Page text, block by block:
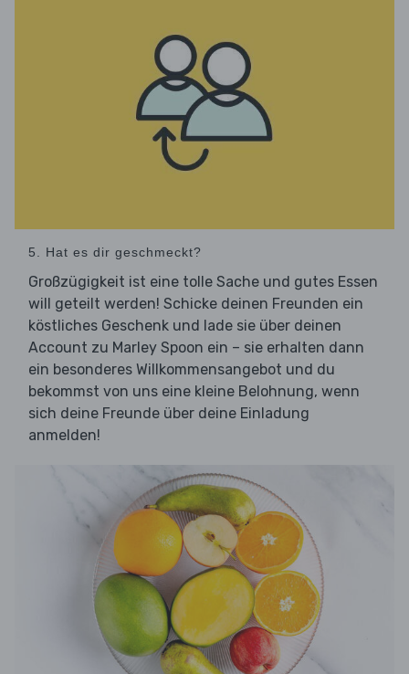
5. Hat es dir geschmeckt?
Großzügigkeit ist eine tolle Sache und gutes Essen
will geteilt werden! Schicke deinen Freunden ein
köstliches Geschenk und lade sie über deinen
Account zu Marley Spoon ein – sie erhalten dann
ein besonderes Willkommensangebot und du
bekommst von uns eine kleine Belohnung, wenn
sich deine Freunde über deine Einladung
anmelden!